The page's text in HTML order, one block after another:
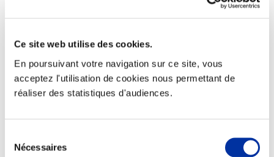
Ce site web utilise des cookies.
En poursuivant votre navigation sur ce site, vous
acceptez l'utilisation de cookies nous permettant de
réaliser des statistiques d'audiences.
Nécessaires
Elevage
Transport – mise en marché
Abattoir
Partenaire Climat